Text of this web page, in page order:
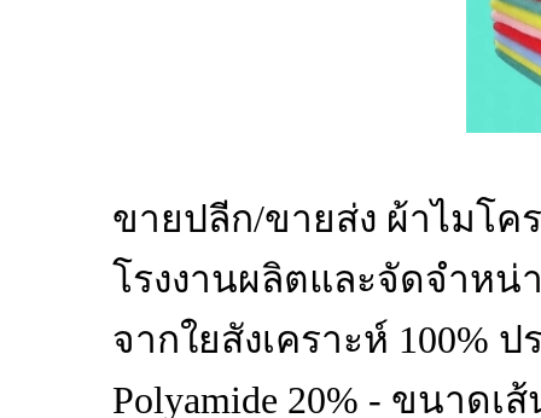
ขายปลีก/ขายส่ง ผ้าไมโค
โรงงานผลิตและจัดจำหน่า
จากใยสังเคราะห์ 100% ป
Polyamide 20% - ขนาดเ